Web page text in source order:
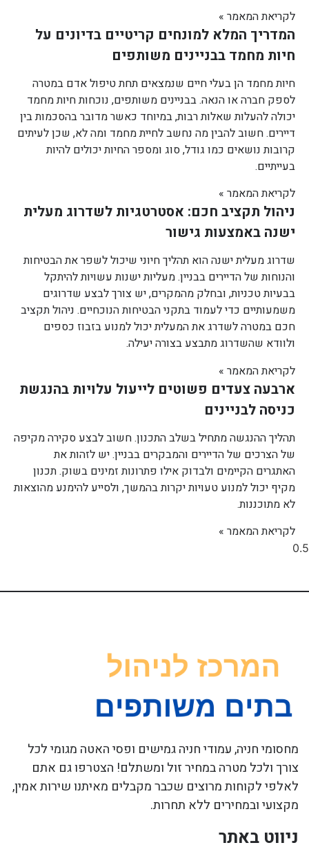
לקריאת המאמר »
המדריך המלא למונחים קריטיים בדיונים על
חיות מחמד בבניינים משותפים
חיות מחמד הן בעלי חיים שנמצאים תחת טיפול אדם במטרה
לספק חברה או הנאה. בבניינים משותפים, נוכחות חיות מחמד
יכולה להעלות שאלות רבות, במיוחד כאשר מדובר בהסכמות בין
דיירים. חשוב להבין מה נחשב לחיית מחמד ומה לא, שכן לעיתים
קרובות נושאים כמו גודל, סוג ומספר החיות יכולים להיות
בעייתיים.
לקריאת המאמר »
ניהול תקציב חכם: אסטרטגיות לשדרוג מעלית
ישנה באמצעות גישור
שדרוג מעלית ישנה הוא תהליך חיוני שיכול לשפר את הבטיחות
והנוחות של הדיירים בבניין. מעליות ישנות עשויות להיתקל
בבעיות טכניות, ובחלק מהמקרים, יש צורך לבצע שדרוגים
משמעותיים כדי לעמוד בתקני הבטיחות הנוכחיים. ניהול תקציב
חכם במטרה לשדרג את המעלית יכול למנוע בזבוז כספים
ולוודא שהשדרוג מתבצע בצורה יעילה.
לקריאת המאמר »
ארבעה צעדים פשוטים לייעול עלויות בהנגשת
כניסה לבניינים
תהליך ההנגשה מתחיל בשלב התכנון. חשוב לבצע סקירה מקיפה
של הצרכים של הדיירים והמבקרים בבניין. יש לזהות את
האתגרים הקיימים ולבדוק אילו פתרונות זמינים בשוק. תכנון
מקיף יכול למנוע טעויות יקרות בהמשך, ולסייע להימנע מהוצאות
לא מתוכננות.
לקריאת המאמר »
מחסומי חניה, עמודי חניה גמישים ופסי האטה מגומי לכל
צורך ולכל מטרה במחיר זול ומשתלם! הצטרפו גם אתם
לאלפי לקוחות מרוצים שכבר מקבלים מאיתנו שירות אמין,
מקצועי ובמחירים ללא תחרות.
ניווט באתר